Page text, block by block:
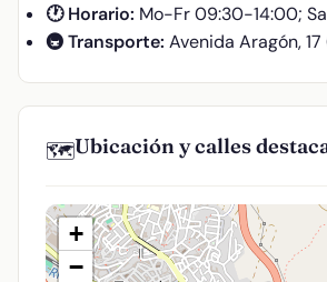
🕐 Horario: Mo-Fr 09:30-14:00;
🚇 Transporte: Avenida Aragón, 17
🗺️Ubicación y calles
+
−